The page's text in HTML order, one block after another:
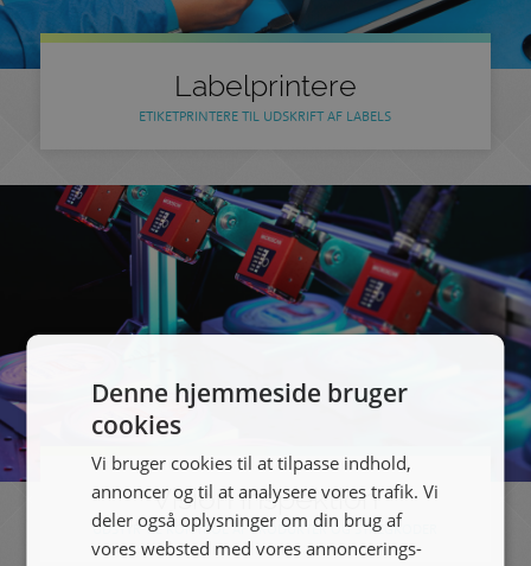
Labelprintere
ETIKETPRINTERE TIL UDSKRIFT AF LABELS
Vision inspektion
UDSTYR TIL KONTROL AF PRODUKTER OG STREGKODER
Denne hjemmeside bruger
cookies
Vi bruger cookies til at tilpasse indhold,
annoncer og til at analysere vores trafik. Vi
deler også oplysninger om din brug af
vores websted med vores annoncerings-